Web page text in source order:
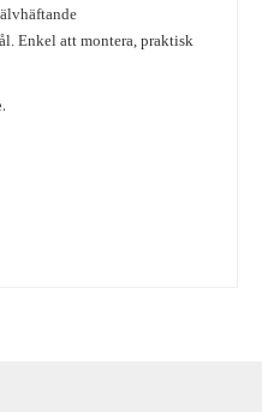
Enkel att montera, praktisk